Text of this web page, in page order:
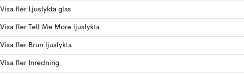
Visa fler Ljuslykta glas
Visa fler Tell Me More ljuslykta
Visa fler Brun ljuslykta
Visa fler Inredning